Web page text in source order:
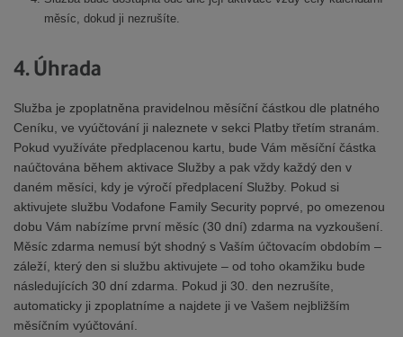
měsíc, dokud ji nezrušíte.
4. Úhrada
Služba je zpoplatněna pravidelnou měsíční částkou dle platného
Ceníku, ve vyúčtování ji naleznete v sekci Platby třetím stranám.
Pokud využíváte předplacenou kartu, bude Vám měsíční částka
naúčtována během aktivace Služby a pak vždy každý den v
daném měsíci, kdy je výročí předplacení Služby. Pokud si
aktivujete službu Vodafone Family Security poprvé, po omezenou
dobu Vám nabízíme první měsíc (30 dní) zdarma na vyzkoušení.
Měsíc zdarma nemusí být shodný s Vaším účtovacím obdobím –
záleží, který den si službu aktivujete – od toho okamžiku bude
následujících 30 dní zdarma. Pokud ji 30. den nezrušíte,
automaticky ji zpoplatníme a najdete ji ve Vašem nejbližším
měsíčním vyúčtování.